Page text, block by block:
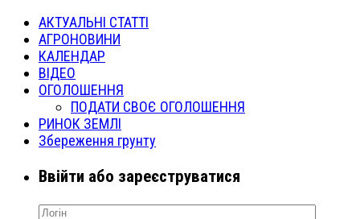
АКТУАЛЬНІ СТАТТІ
АГРОНОВИНИ
КАЛЕНДАР
ВІДЕО
ОГОЛОШЕННЯ
ПОДАТИ СВОЄ ОГОЛОШЕННЯ
РИНОК ЗЕМЛІ
Збереження грунту
Ввійти або зареєструватися